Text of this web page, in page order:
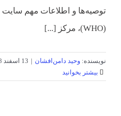
توصیه‌ها و اطلاعات مهم
(WHO)، مرکز [...]
نویسنده: وحید دامن‌افشان | 13 اسفند 1398
بیشتر بخوانید